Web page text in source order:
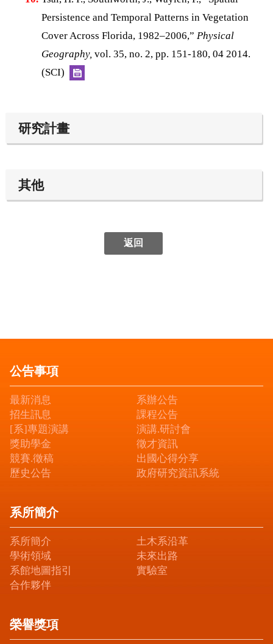
公告事項
最新消息
系辦公告
招生訊息
課程公告
[系]專題演講
演講.研討會
獎助學金
徵才資訊
競賽.徵稿
出國心得分享
歷史公告
政府研究資訊系統
系所簡介
系所簡介
土木系沿革
學術領域
未來出路
系館地圖指引
實驗室
合作夥伴
榮譽獎項